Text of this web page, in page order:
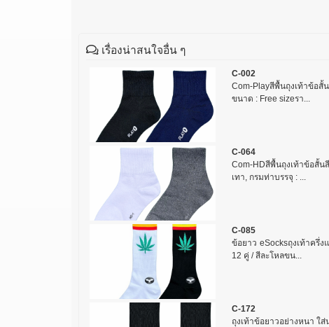
เรื่องน่าสนใจอื่น ๆ
C-002
Com-Playสีพื้นถุงเท้าข้อ
ขนาด : Free sizeรา...
C-064
Com-HDสีพื้นถุงเท้าข้อสั้
เทา, กรมท่าบรรจุ : ...
C-085
ข้อยาว eSocksถุงเท้าครึ่
12 คู่ / สีละโหลขน...
C-172
ถุงเท้าข้อยาวอย่างหนา ใ